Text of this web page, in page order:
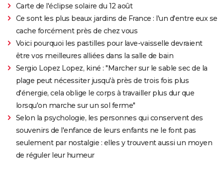
Carte de l'éclipse solaire du 12 août
Ce sont les plus beaux jardins de France : l'un d'entre eux se
cache forcément près de chez vous
Voici pourquoi les pastilles pour lave-vaisselle devraient
être vos meilleures alliées dans la salle de bain
Sergio Lopez Lopez, kiné : "Marcher sur le sable sec de la
plage peut nécessiter jusqu'à près de trois fois plus
d'énergie, cela oblige le corps à travailler plus dur que
lorsqu'on marche sur un sol ferme"
Selon la psychologie, les personnes qui conservent des
souvenirs de l'enfance de leurs enfants ne le font pas
seulement par nostalgie : elles y trouvent aussi un moyen
de réguler leur humeur